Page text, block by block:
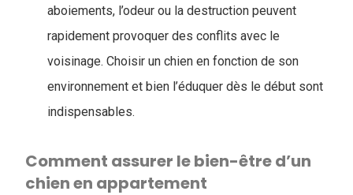
aboiements, l’odeur ou la destruction peuvent
rapidement provoquer des conflits avec le
voisinage. Choisir un chien en fonction de son
environnement et bien l’éduquer dès le début sont
indispensables.
Comment assurer le bien-être d’un
chien en appartement